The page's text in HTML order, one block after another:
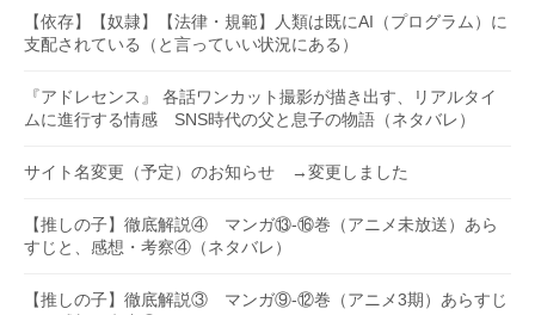
【依存】【奴隷】【法律・規範】人類は既にAI（プログラム）に
支配されている（と言っていい状況にある）
『アドレセンス』 各話ワンカット撮影が描き出す、リアルタイ
ムに進行する情感 SNS時代の父と息子の物語（ネタバレ）
サイト名変更（予定）のお知らせ →変更しました
【推しの子】徹底解説④ マンガ⑬-⑯巻（アニメ未放送）あら
すじと、感想・考察④（ネタバレ）
【推しの子】徹底解説③ マンガ⑨-⑫巻（アニメ3期）あらすじ